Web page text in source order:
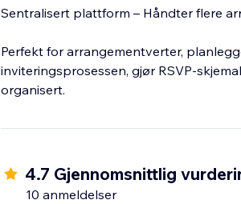
Sentralisert plattform – Håndter flere
Perfekt for arrangementverter,
inviteringsprosessen, gjør RSVP-
organisert.
4.7 Gjennomsnittlig
10 anmeldelser